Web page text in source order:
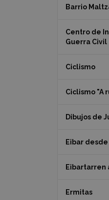
Barrio
Centro de
Guerra Civil
Ciclismo
Ciclismo "A
Dibujos de
Eibar
Eibartarren
Ermitas